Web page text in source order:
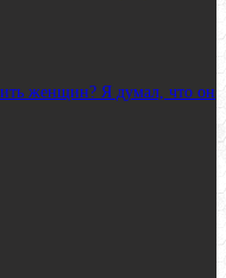
женщин? Я думал, что он